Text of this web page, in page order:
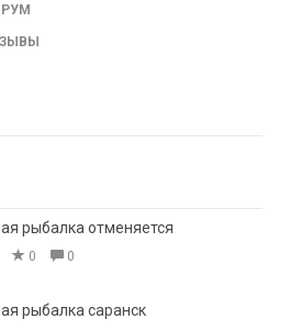
рыбалка отменяется
0 0
рыбалка саранск